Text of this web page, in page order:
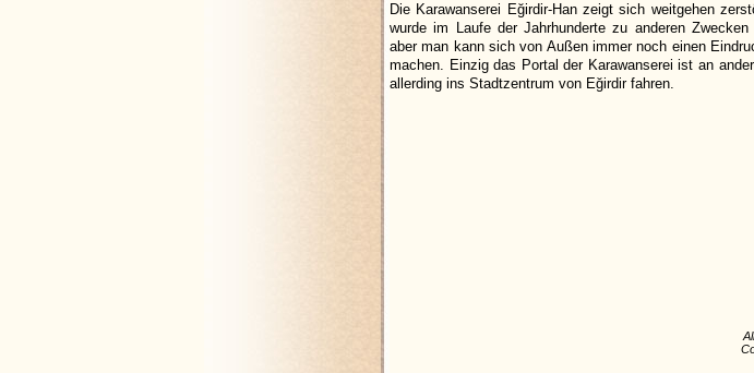
Die Karawanserei Eğirdir-Han zeigt sich weitgehen
wurde im Laufe der Jahrhunderte zu anderen
aber man kann sich von Außen immer noch einen
machen. Einzig das Portal der Karawanserei ist an
allerding ins Stadtzentrum von Eğirdir fahren.